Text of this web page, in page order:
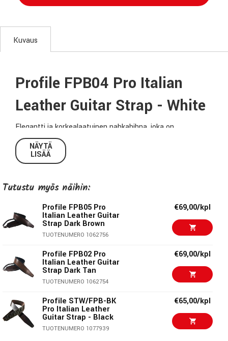
Kuvaus
Profile FPB04 Pro Italian
Leather Guitar Strap - White
Elegantti ja korkealaatuinen nahkahihna, joka on
valmistettu aidosta Italialaisesta nahkasta. Tässä 3"
leveässä olkahihnassa on myös tuhti
vaahtomuovipehmuste hihnan selkäpuolella. Profile-hihnat
Hihna säädettävä pituus varmistaa, että löydät täydellisen
Tekniset tiedot:
FPB04-WH
Materiaali:
Nahka
Minimipituus:
112cm
Leveys:
7,6cm (3")
Väri:
Valkoinen
NÄYTÄ
LISÄÄ
Tutustu myös näihin:
Profile FPB05 Pro
Italian Leather Guitar
Strap Dark Brown
TUOTENUMERO 1062756
€69,00/kpl
Profile FPB02 Pro
Italian Leather Guitar
Strap Dark Tan
TUOTENUMERO 1062754
€69,00/kpl
Profile STW/FPB-BK
Pro Italian Leather
Guitar Strap - Black
TUOTENUMERO 1077939
€65,00/kpl